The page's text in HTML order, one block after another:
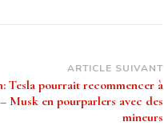
ARTICLE SUIVANT
Tesla pourrait recommencer à
Musk en pourparlers avec des
mineurs